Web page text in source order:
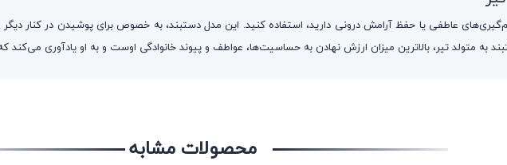
عاطفی یا حفظ آرامش درونی دارید، استفاده کنید. این مدل دستبند، به خصوص برای پوشیدن در کنار
به متولد تیر، بالاترین میزان ارزش نهادن به حساسیت‌ها، عواطف و پیوند خانوادگی اوست و به او یادآوری
محصولات مشابه